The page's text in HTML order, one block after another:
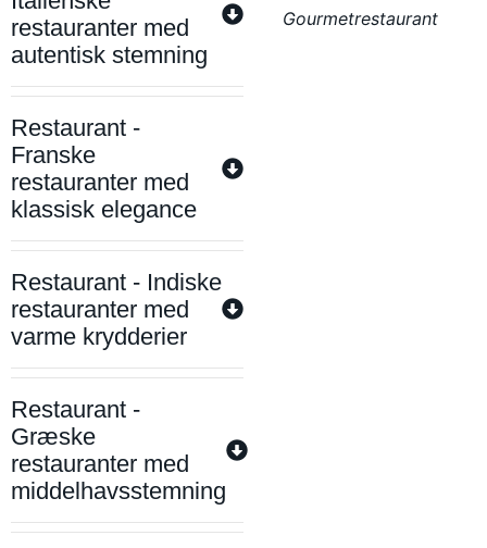
restauranter med
autentisk stemning
Restaurant -
Franske
restauranter med
klassisk elegance
Restaurant - Indiske
restauranter med
varme krydderier
Restaurant -
Græske
restauranter med
middelhavsstemning
Gourmetrestaurant